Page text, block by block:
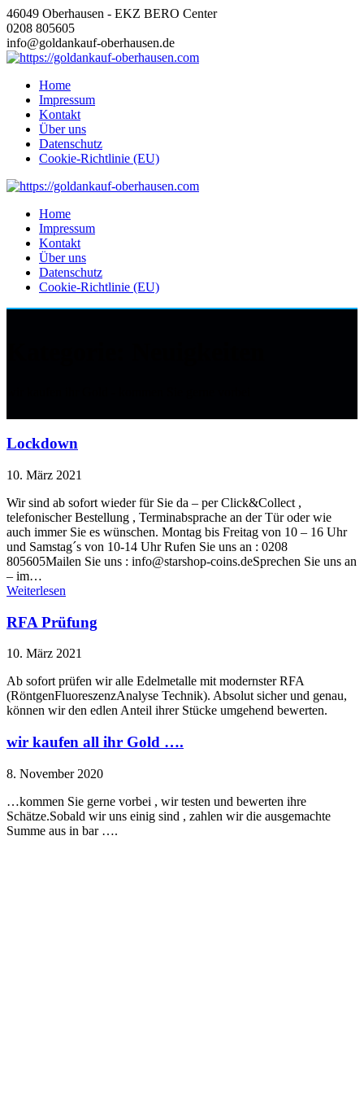
Zum
Inhalt
springen
46049 Oberhausen - EKZ BERO Center
0208 805605
info@goldankauf-oberhausen.de
Home
Impressum
Kontakt
Über uns
Datenschutz
Cookie-Richtlinie (EU)
Home
Impressum
Kontakt
Über uns
Datenschutz
Cookie-Richtlinie (EU)
Lockdown
10. März 2021
Wir sind ab sofort wieder für Sie da – per Click&Collect ,
telefonischer Bestellung , Terminabsprache an der Tür oder wie
auch immer Sie es wünschen. Montag bis Freitag von 10 – 16 Uhr
und Samstag´s von 10-14 Uhr Rufen Sie uns an : 0208
805605Mailen Sie uns : info@starshop-coins.deSprechen Sie uns an
– im…
Weiterlesen
RFA Prüfung
10. März 2021
Ab sofort prüfen wir alle Edelmetalle mit modernster RFA
(RöntgenFluoreszenzAnalyse Technik). Absolut sicher und genau,
können wir den edlen Anteil ihrer Stücke umgehend bewerten.
wir kaufen all ihr Gold ….
8. November 2020
…kommen Sie gerne vorbei , wir testen und bewerten ihre
Schätze.Sobald wir uns einig sind , zahlen wir die ausgemachte
Summe aus in bar ….